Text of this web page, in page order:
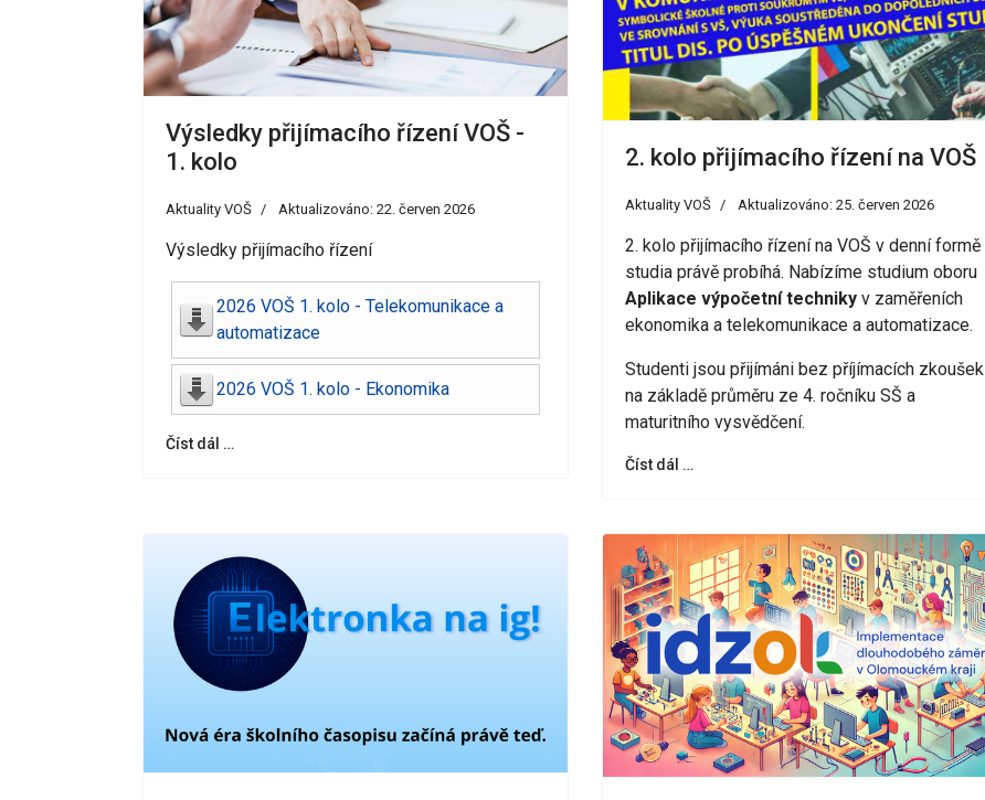
Výsledky přijímacího řízení VOŠ -
1. kolo
Aktuality VOŠ Aktualizováno: 22. červen 2026
Výsledky přijímacího řízení
2026 VOŠ 1. kolo - Telekomunikace a
automatizace
2026 VOŠ 1. kolo - Ekonomika
Číst dál …
2. kolo přijímacího řízení na VOŠ
Aktuality VOŠ Aktualizováno: 25. červen 2026
2. kolo přijímacího řízení na VOŠ v denní formě
studia právě probíhá. Nabízíme studium oboru
Aplikace výpočetní technikyv zaměřeních
ekonomika a telekomunikace a automatizace.
Studenti jsou přijímáni bez příjímacích zkoušek
na základě průměru ze 4. ročníku SŠ a
maturitního vysvědčení.
Číst dál …